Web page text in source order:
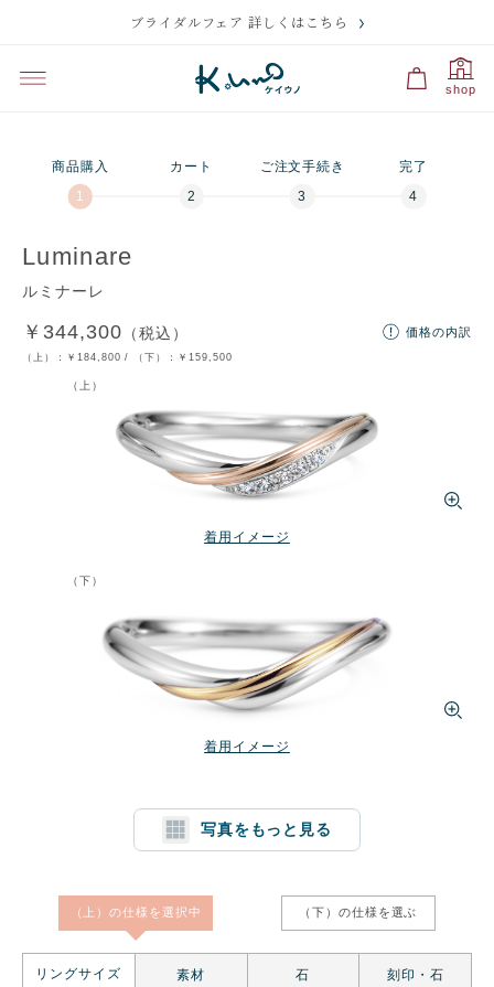
ブライダルフェア 詳しくはこちら
shop
商品購入 カート ご注文手続き 完了
Luminare
ルミナーレ
￥344,300 （税込）
（上）： ￥184,800 / （下）： ￥159,500
価格の内訳
（上）
着用イメージ
（下）
着用イメージ
写真をもっと見る
（上）の仕様を選択中 （下）の仕様を選ぶ
リングサイズ 素材 石 刻印・石
刻印の入力に関する注意点 残り
ディズニー